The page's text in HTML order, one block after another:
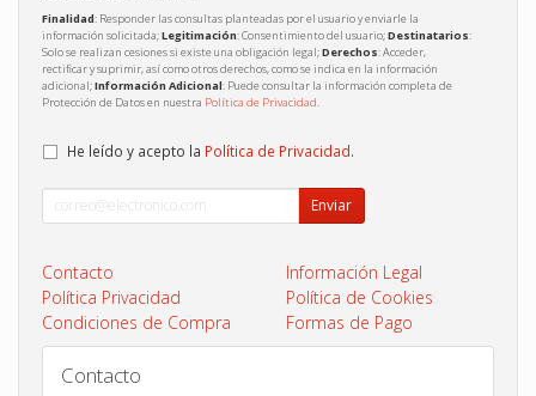
Finalidad: Responder las consultas planteadas por el usuario y enviarle la
información solicitada;Legitimación: Consentimiento del usuario;Destinatarios:
Solo se realizan cesiones si existe una obligación legal;Derechos: Acceder,
rectificar y suprimir, así como otros derechos, como se indica en la información
adicional;Información Adicional: Puede consultar la información completa de
Protección de Datos en nuestra Política de Privacidad.
He leído y acepto la Política de Privacidad.
Enviar
Contacto
Información Legal
Política Privacidad
Política de Cookies
Condiciones de Compra
Formas de Pago
Contacto